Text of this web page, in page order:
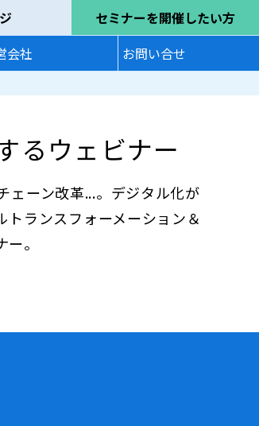
セミナーを開催したい方
会社 お問い合せ
るウェビナー
ェーン改革...。デジタル化が
ランスフォーメーション＆
。